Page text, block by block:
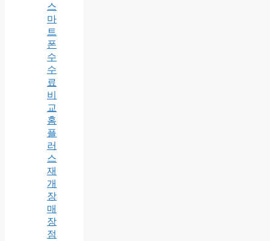
스
마
트
폰
수
수
료
비
교
홈
플
러
스
재
개
장
매
장
점